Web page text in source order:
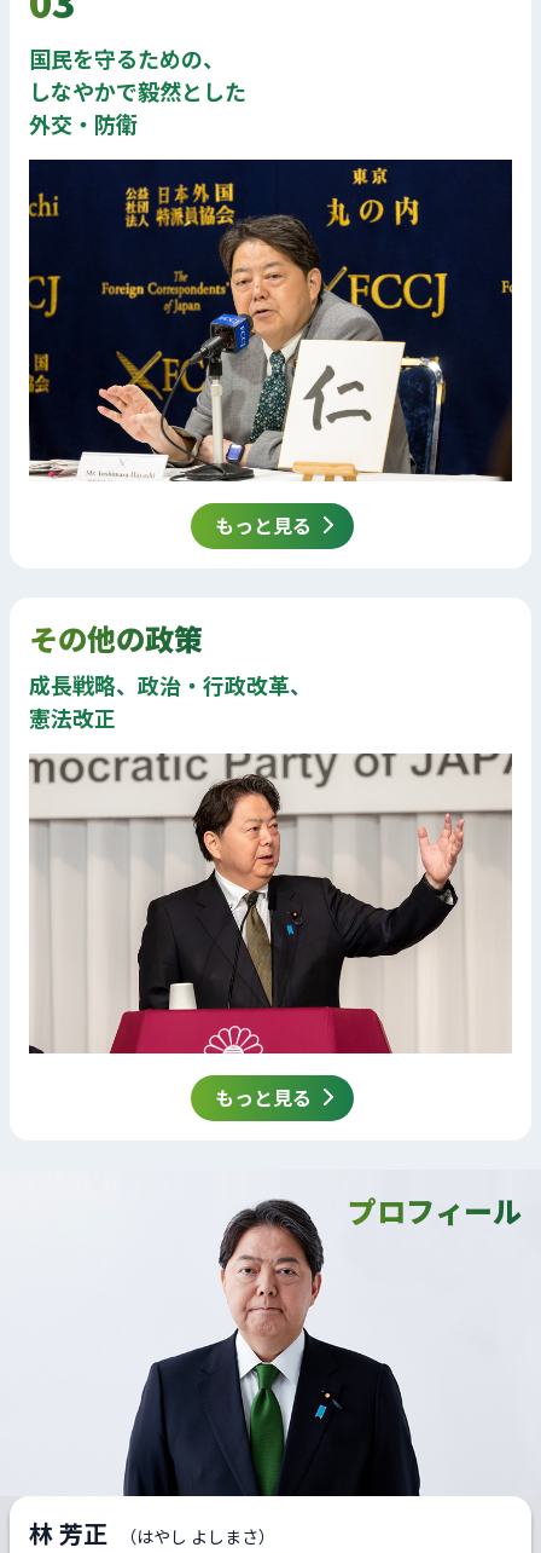
国民を守るための、
しなやかで毅然とした
外交・防衛
もっと見る
その他の政策
成長戦略、政治・行政改革、
憲法改正
もっと見る
プロフィール
林 芳正
（はやし よしまさ）